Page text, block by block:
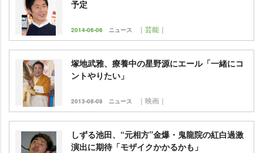
予定
2014-06-06 ニュース ｜芸能｜
塚地武雅、療養中の星野源にエール「一緒にコ
ントやりたい」
2013-08-08 ニュース ｜映画｜
しずる池田、“元相方”金爆・鬼龍院の紅白過激
演出に期待「モザイクかかるかも」